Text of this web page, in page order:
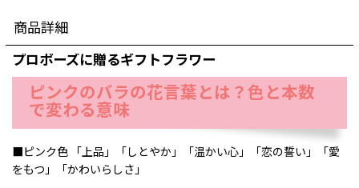
商品詳細
プロポーズに贈るギフトフラワー
ピンクのバラの花言葉とは？色と本数
で変わる意味
■ピンク色 「上品」「しとやか」「温かい心」「恋の誓い」「愛
をもつ」「かわいらしさ」